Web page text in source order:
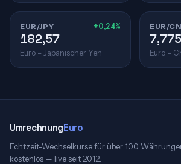
EUR/JPY +0,24%
182,57
Euro – Japanischer Yen
EUR/
Euro –
UmrechnungEuro
Echtzeit-Wechselkurse für über 100
kostenlos — live seit 2012.